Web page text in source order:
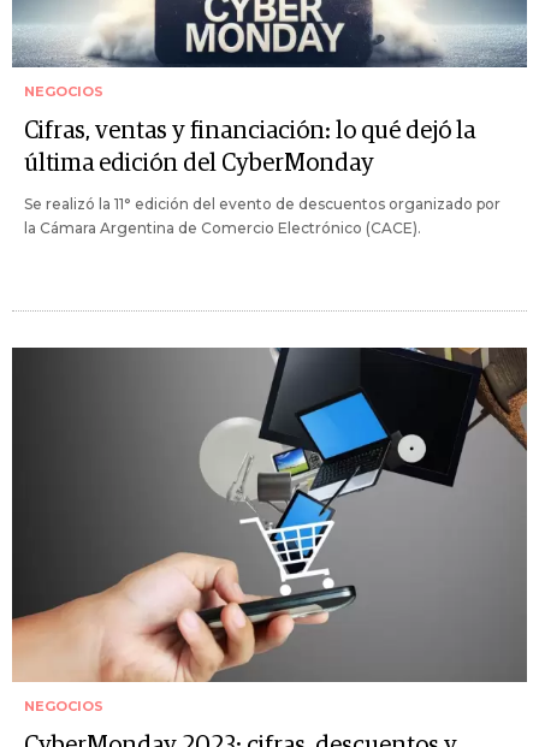
NEGOCIOS
Cifras, ventas y financiación: lo qué dejó la
última edición del CyberMonday
Se realizó la 11° edición del evento de descuentos organizado por
la Cámara Argentina de Comercio Electrónico (CACE).
NEGOCIOS